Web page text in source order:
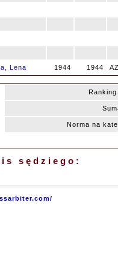
Lena 1944 1944
Norma na
sędziego: